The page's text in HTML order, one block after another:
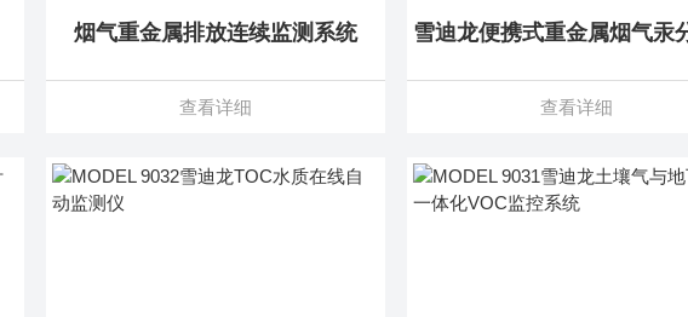
烟气重金属排放连续监测系统
查看详细 查看详细